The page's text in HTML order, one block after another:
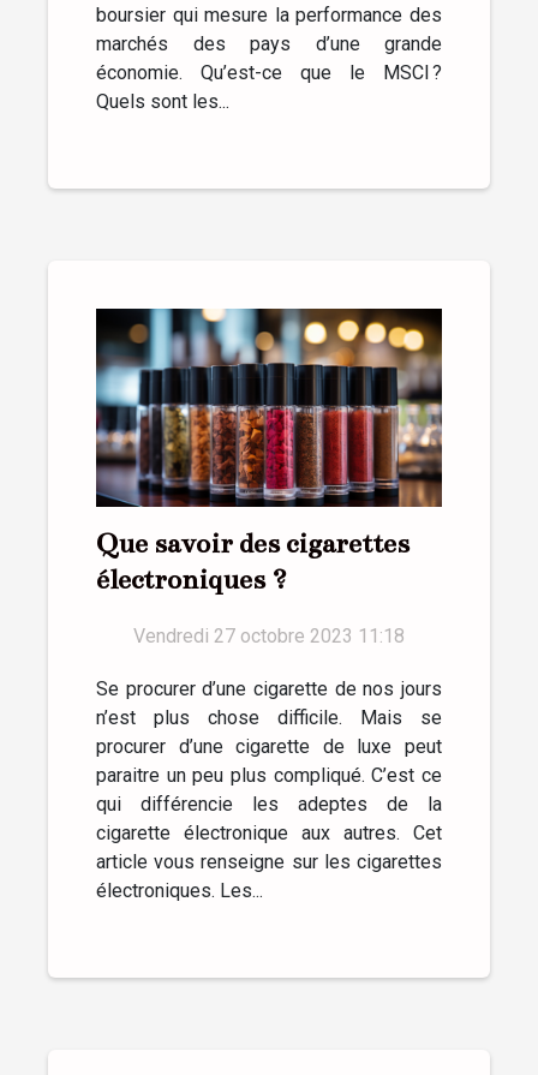
boursier qui mesure la performance des
marchés des pays d’une grande
économie. Qu’est-ce que le MSCI ?
Quels sont les...
Que savoir des cigarettes
électroniques ?
Vendredi 27 octobre 2023 11:18
Se procurer d’une cigarette de nos jours
n’est plus chose difficile. Mais se
procurer d’une cigarette de luxe peut
paraitre un peu plus compliqué. C’est ce
qui différencie les adeptes de la
cigarette électronique aux autres. Cet
article vous renseigne sur les cigarettes
électroniques. Les...